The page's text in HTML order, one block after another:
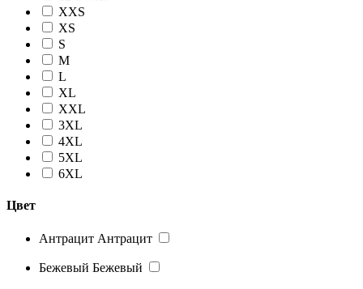
XXS
XS
S
M
L
XL
XXL
3XL
4XL
5XL
6XL
Цвет
Антрацит Антрацит
Бежевый Бежевый